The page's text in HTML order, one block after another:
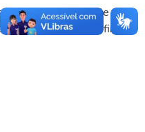
e dos dados nele
Reproduções para fins